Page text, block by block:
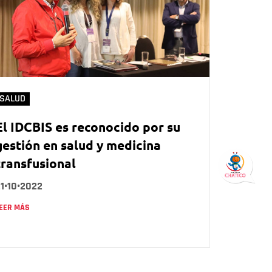
SALUD
IDCBIS es reconocido por su
en salud y medicina
MÁS